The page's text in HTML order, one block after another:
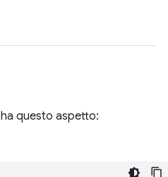
ha questo aspetto: